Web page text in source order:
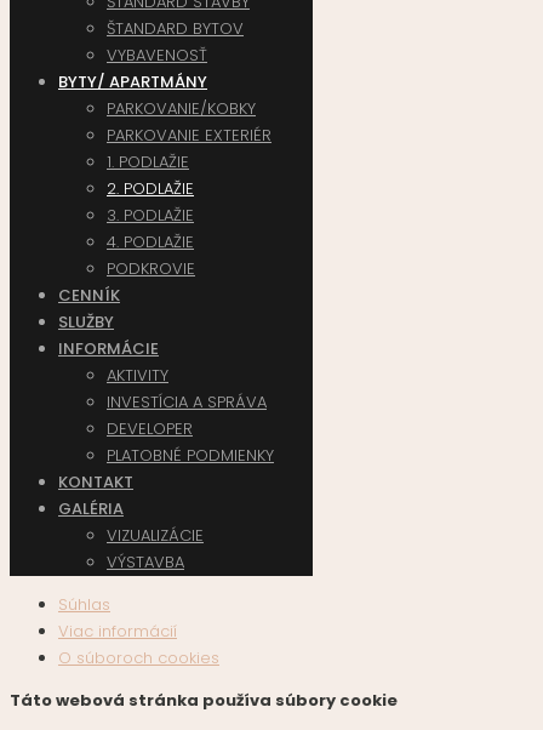
ŠTANDARD BYTOV
VYBAVENOSŤ
BYTY/ APARTMÁNY
PARKOVANIE/KOBKY
PARKOVANIE EXTERIÉR
1. PODLAŽIE
2. PODLAŽIE
3. PODLAŽIE
4. PODLAŽIE
PODKROVIE
CENNÍK
SLUŽBY
INFORMÁCIE
AKTIVITY
INVESTÍCIA A SPRÁVA
DEVELOPER
PLATOBNÉ PODMIENKY
KONTAKT
GALÉRIA
VIZUALIZÁCIE
VÝSTAVBA
Súhlas
Viac informácií
O súboroch cookies
Táto webová stránka používa súbory cookie